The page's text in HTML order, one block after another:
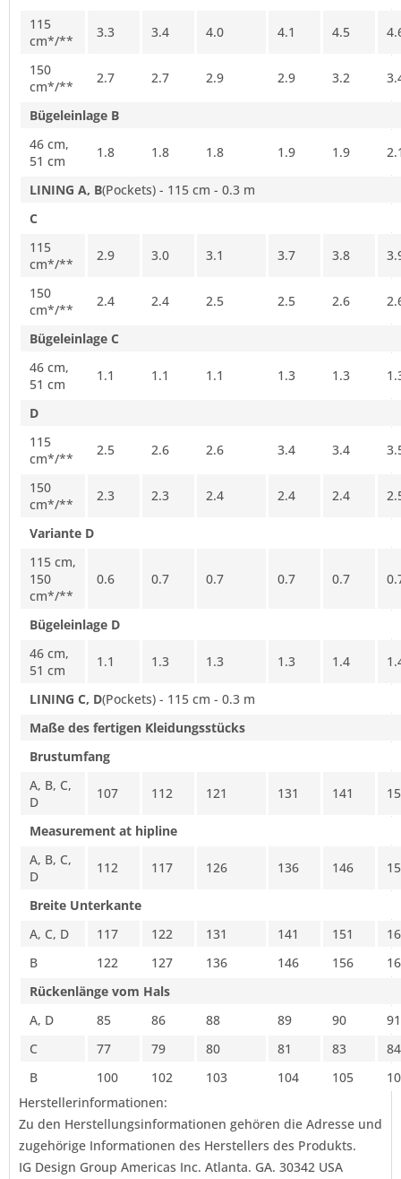
115
cm*/**
3.3 3.4 4.0 4.1 4.5
150
cm*/**
2.7 2.7 2.9 2.9 3.2
Bügeleinlage B
46 cm,
51 cm
1.8 1.8 1.8 1.9 1.9
LINING A, B(Pockets) - 115 cm - 0.3 m
C
115
cm*/**
2.9 3.0 3.1 3.7 3.8
150
cm*/**
2.4 2.4 2.5 2.5 2.6
Bügeleinlage C
46 cm,
51 cm
1.1 1.1 1.1 1.3 1.3
D
115
cm*/**
2.5 2.6 2.6 3.4 3.4
150
cm*/**
2.3 2.3 2.4 2.4 2.4
Variante D
115 cm,
150
cm*/**
0.6 0.7 0.7 0.7 0.7
Bügeleinlage D
46 cm,
51 cm
1.1 1.3 1.3 1.3 1.4
LINING C, D(Pockets) - 115 cm - 0.3 m
Maße des fertigen Kleidungsstücks
Brustumfang
A, B, C,
D
107 112 121 131 141
Measurement at hipline
A, B, C,
D
112 117 126 136 146
Breite Unterkante
A, C, D
117 122 131 141 151
B
122 127 136 146 156
Rückenlänge vom Hals
A, D
85 86 88 89 90
91
C
77 79 80 81 83
84
B
100 102 103 104 105
Herstellerinformationen:
Zu den Herstellungsinformationen gehören die Adresse und
zugehörige Informationen des Herstellers des Produkts.
IG Design Group Americas Inc. Atlanta. GA. 30342 USA